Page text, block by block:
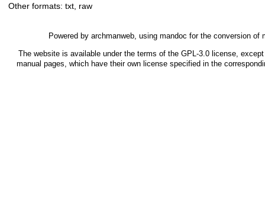
Other formats: txt raw
Powered by archmanweb, using mandoc for the conversion of
The website is available under the terms of the GPL-3.0 license,
manual pages, which have their own license specified in the